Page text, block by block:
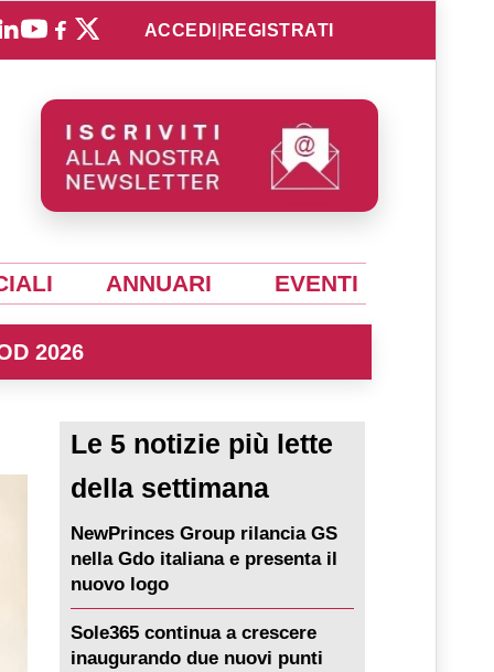
ACCEDI REGISTRATI
ANNUARI EVENTI
2026
Le 5 notizie più lette
della settimana
NewPrinces Group rilancia GS
nella Gdo italiana e presenta il
nuovo logo
Sole365 continua a crescere
inaugurando due nuovi punti